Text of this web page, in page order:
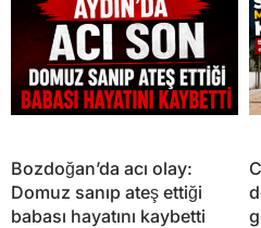
Bozdoğan’da acı olay:
Domuz sanıp ateş ettiği
babası hayatını kaybetti